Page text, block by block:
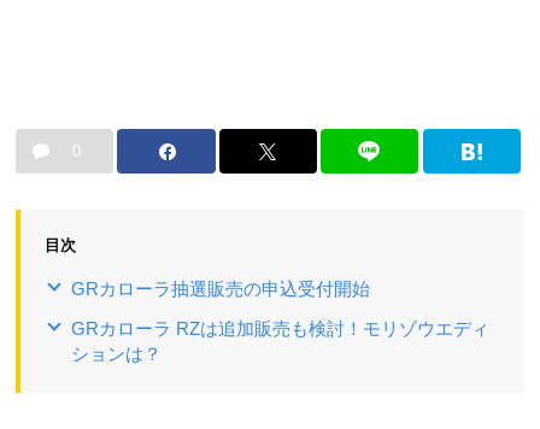
0
目次
GRカローラ抽選販売の申込受付開始
GRカローラ RZは追加販売も検討！モリゾウエディ
ションは？